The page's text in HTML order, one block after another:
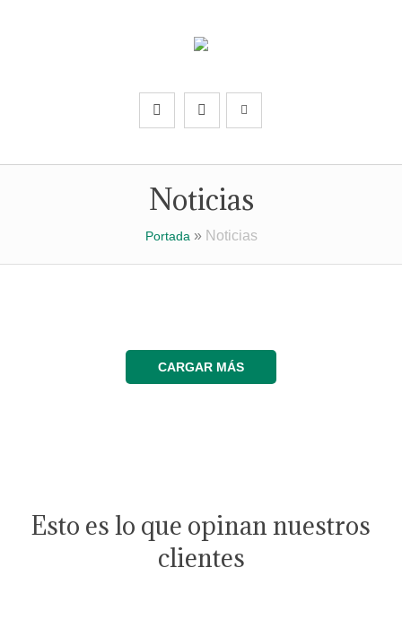
Noticias
Portada» Noticias
CARGAR MÁS
Esto es lo que opinan nuestros
clientes